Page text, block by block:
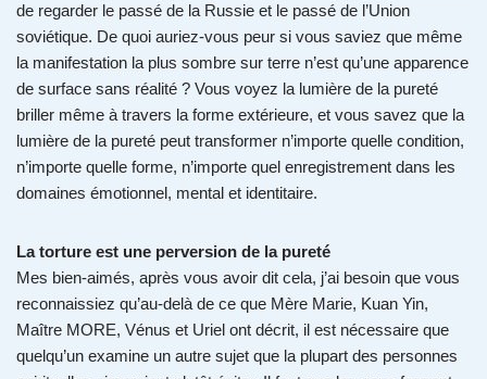
de regarder le passé de la Russie et le passé de l’Union
soviétique. De quoi auriez-vous peur si vous saviez que même
la manifestation la plus sombre sur terre n’est qu’une apparence
de surface sans réalité ? Vous voyez la lumière de la pureté
briller même à travers la forme extérieure, et vous savez que la
lumière de la pureté peut transformer n’importe quelle condition,
n’importe quelle forme, n’importe quel enregistrement dans les
domaines émotionnel, mental et identitaire.
La torture est une perversion de la pureté
Mes bien-aimés, après vous avoir dit cela, j’ai besoin que vous
reconnaissiez qu’au-delà de ce que Mère Marie, Kuan Yin,
Maître MORE, Vénus et Uriel ont décrit, il est nécessaire que
quelqu’un examine un autre sujet que la plupart des personnes